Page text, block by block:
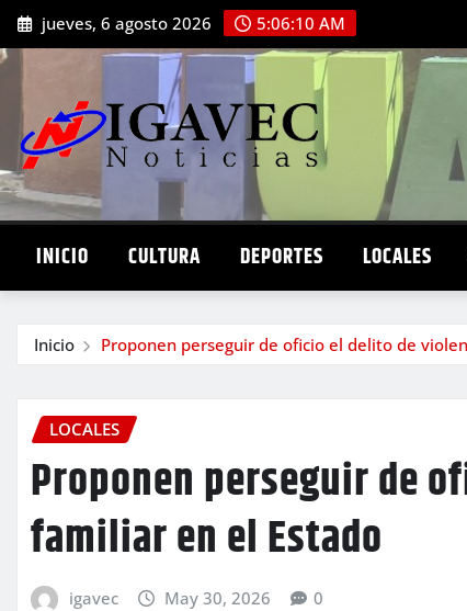
Saltar
al
contenido
jueves, 6 agosto 2026 5:06:12 AM
INICIO CULTURA DEPORTES LOCALES
Inicio Proponen perseguir de oficio el delito de
LOCALES
Proponen perseguir de
familiar en el Estado
igavec May 30, 2026 0